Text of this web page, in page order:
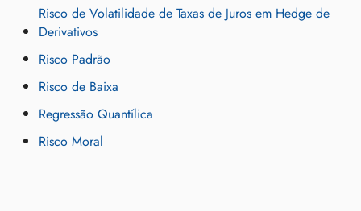
Risco de Volatilidade de Taxas de Juros em Hedge de
Derivativos
Risco Padrão
Risco de Baixa
Regressão Quantílica
Risco Moral